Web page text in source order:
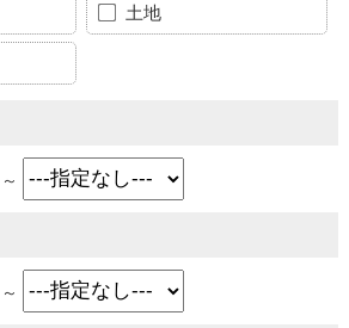
土地
～
～